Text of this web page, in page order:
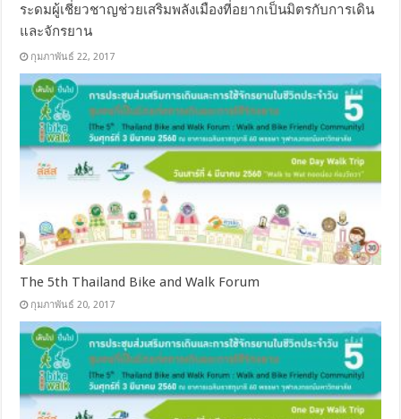
ระดมผู้เชี่ยวชาญช่วยเสริมพลังเมืองที่อยากเป็นมิตรกับการเดิน
และจักรยาน
กุมภาพันธ์ 22, 2017
The 5th Thailand Bike and Walk Forum
กุมภาพันธ์ 20, 2017